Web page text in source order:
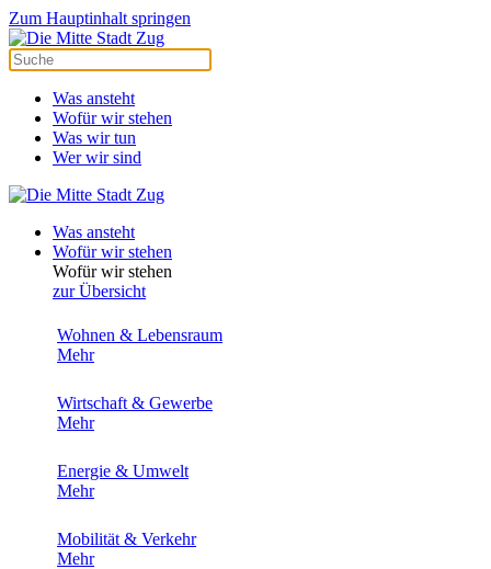
Zum Hauptinhalt springen
Was ansteht
Wofür wir stehen
Was wir tun
Wer wir sind
Was ansteht
Wofür wir stehen
Wofür wir stehen
zur Übersicht
Wohnen & Lebensraum
Mehr
Wirtschaft & Gewerbe
Mehr
Energie & Umwelt
Mehr
Mobilität & Verkehr
Mehr